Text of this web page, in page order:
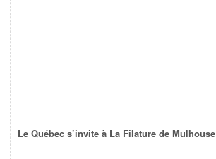
Le Québec s’invite à La Filature de Mulhouse